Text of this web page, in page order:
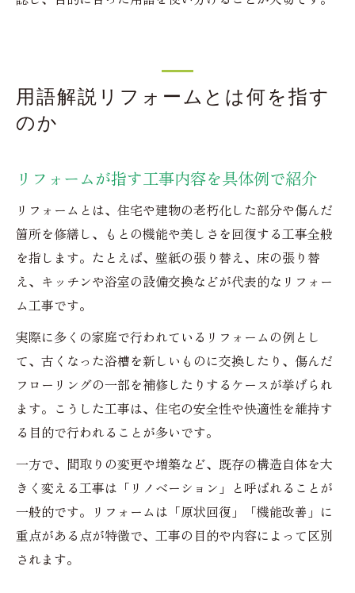
用語解説リフォームとは何を指す
のか
リフォームが指す工事内容を具体例で紹介
リフォームとは、住宅や建物の老朽化した部分や傷んだ
箇所を修繕し、もとの機能や美しさを回復する工事全般
を指します。たとえば、壁紙の張り替え、床の張り替
え、キッチンや浴室の設備交換などが代表的なリフォー
ム工事です。
実際に多くの家庭で行われているリフォームの例とし
て、古くなった浴槽を新しいものに交換したり、傷んだ
フローリングの一部を補修したりするケースが挙げられ
ます。こうした工事は、住宅の安全性や快適性を維持す
る目的で行われることが多いです。
一方で、間取りの変更や増築など、既存の構造自体を大
きく変える工事は「リノベーション」と呼ばれることが
一般的です。リフォームは「原状回復」「機能改善」に
重点がある点が特徴で、工事の目的や内容によって区別
されます。